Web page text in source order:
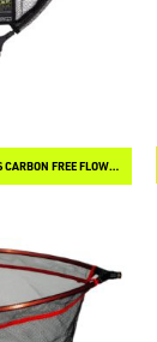
PRESTON INNOVATIONS CARBON FREE FLOW LANDING NET